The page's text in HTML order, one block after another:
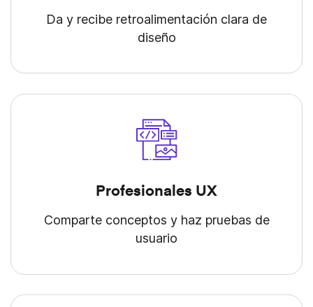
Da y recibe retroalimentación clara de
diseño
Profesionales UX
Comparte conceptos y haz pruebas de
usuario